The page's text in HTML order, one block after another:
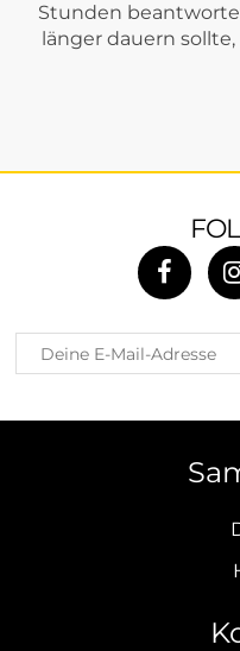
Stunden
länger dauern